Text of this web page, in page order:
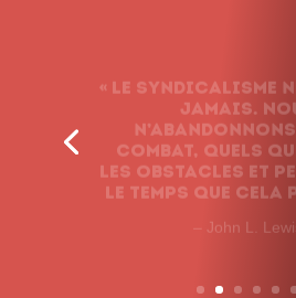
jamais.
n’abandonnons
combat, quels
les obstacles et
le temps que cela